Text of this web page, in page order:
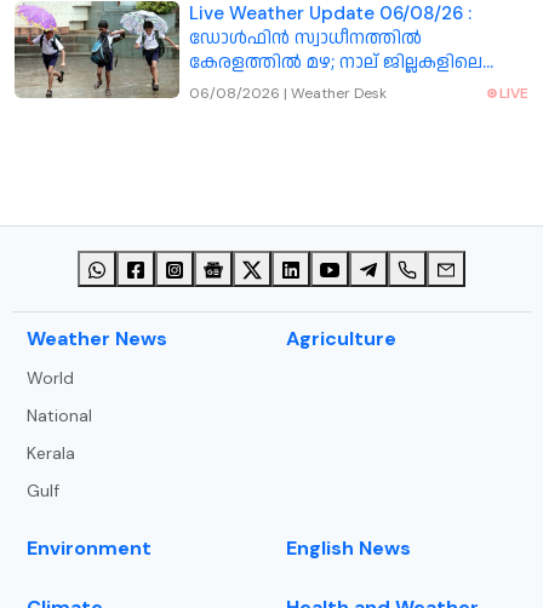
Live Weather Update 06/08/26 :
ഡോൾഫിൻ സ്വാധീനത്തിൽ
കേരളത്തിൽ മഴ; നാല് ജില്ലകളിലെ
വിദ്യാഭ്യാസ സ്ഥാപനങ്ങൾക്ക് നാളെ
06/08/2026 | Weather Desk LIVE
⁠Weather News
World
National
Kerala
Gulf
Agriculture
Environment English News